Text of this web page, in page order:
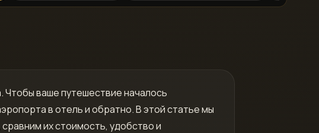
Чтобы ваше путешествие началось
в отель и обратно. В этой статье мы
их стоимость, удобство и